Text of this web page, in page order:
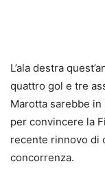
L’ala destra
quattro gol e tre
Marotta sarebbe
per convincere la
recente rinnovo di
concorrenza.